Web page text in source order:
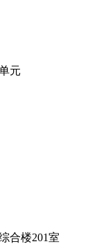
元
合楼201室